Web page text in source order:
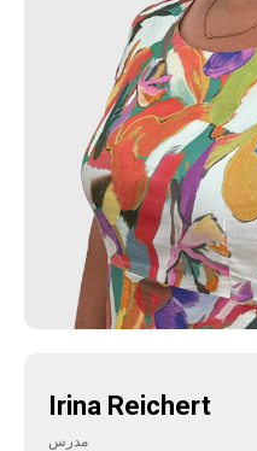
Irina Reichert
مدرس